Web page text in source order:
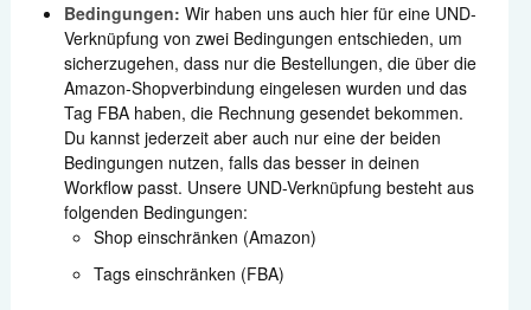
Bedingungen: Wir haben uns auch hier für eine UND-
Verknüpfung von zwei Bedingungen entschieden, um
sicherzugehen, dass nur die Bestellungen, die über die
Amazon-Shopverbindung eingelesen wurden und das
Tag FBA haben, die Rechnung gesendet bekommen.
Du kannst jederzeit aber auch nur eine der beiden
Bedingungen nutzen, falls das besser in deinen
Workflow passt. Unsere UND-Verknüpfung besteht aus
folgenden Bedingungen:
Shop einschränken (Amazon)
Tags einschränken (FBA)